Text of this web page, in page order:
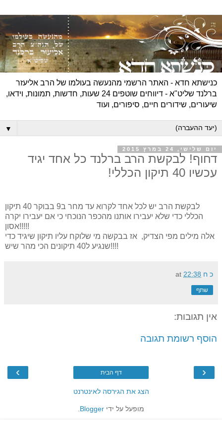
כנישתא חדא - האתר הרשמי מהנעשה בעולמו של הרב אליעזר
ברלנד שליט"א - דיווחים שוטפים 24 שעות, חדשות, תמונות, וידאו,
שיעורים, שידורים חיים, סיפורים, ועוד
▼
יום שלישי, 24 במרץ 2015
דחוף! לבקשת הרב ברלנד כל אחד יגיד
עכשיו 40 תיקון הכללי!
לבקשת הרב יש לכל אחד לקרוא עד מחר ב9 בבוקר 40 תיקון
הכללי כדי שלא יעבירו אותנו מהכפר הנוכחי כי אם יעבירו יקרה
אסון!!!!!
אלה מילים מפי הצדיק, אז בבקשה מי שלוקח עליו תיקון שיגיד כדי
שנגיע ל40 תיקונים הכי מהר שיש!!!!
כ ח at 22:38
שתף
אין תגובות:
הוסף רשומת תגובה
‹
› דף הבית
הצג את הגירסה לאינטרנט
מופעל על ידי Blogger
.